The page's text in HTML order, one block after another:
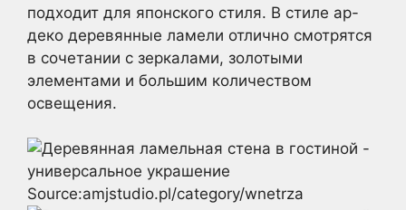
подходит для японского стиля. В стиле ар-
деко деревянные ламели отлично смотрятся
в сочетании с зеркалами, золотыми
элементами и большим количеством
освещения.
Source:amjstudio.pl/category/wnetrza